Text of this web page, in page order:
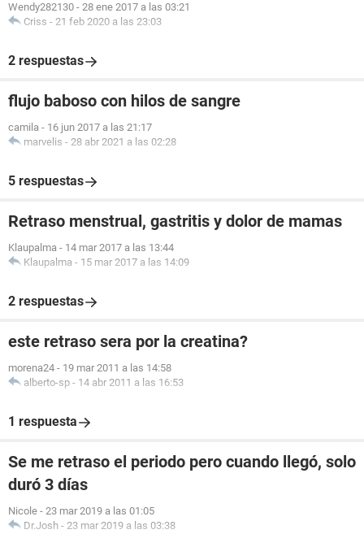
Wendy282130 - 28 ene 2017 a las 03:21
Criss - 21 feb 2020 a las 23:03
2 respuestas
flujo baboso con hilos de sangre
camila - 16 jun 2017 a las 21:17
marvelis - 28 abr 2021 a las 02:28
5 respuestas
Retraso menstrual, gastritis y dolor de mamas
Klaupalma - 14 mar 2017 a las 13:44
Klaupalma - 15 mar 2017 a las 14:09
2 respuestas
este retraso sera por la creatina?
morena24 - 19 mar 2011 a las 14:58
alberto-sp - 14 abr 2011 a las 16:53
1 respuesta
Se me retraso el periodo pero cuando llegó, solo
duró 3 días
Nicole - 23 mar 2019 a las 01:05
Dr.Josh - 23 mar 2019 a las 03:38